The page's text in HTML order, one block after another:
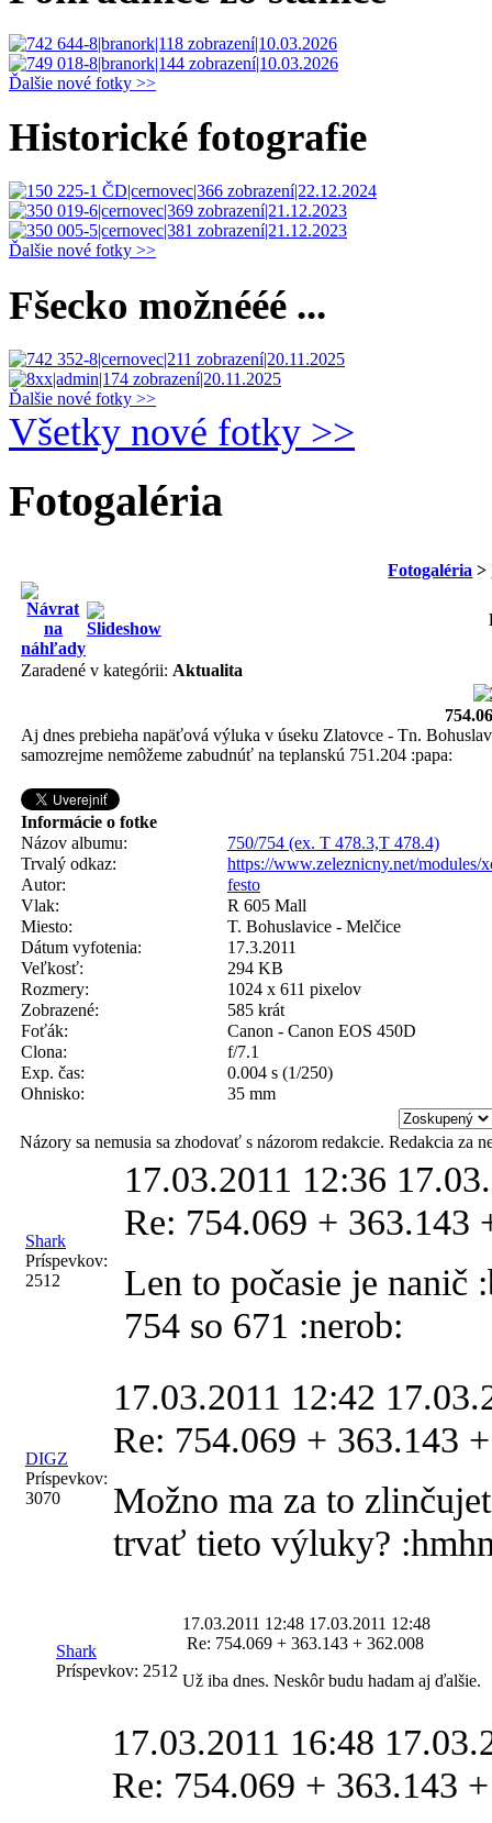
Ďalšie nové fotky >>
Historické fotografie
Ďalšie nové fotky >>
Fšecko možnééé ...
Ďalšie nové fotky >>
Všetky nové fotky >>
Fotogaléria
Fotogaléria >
Zaradené v kategórii: Aktualita
Aj dnes prebieha napäťová výluka v úseku Zlatovce - Tn.
samozrejme nemôžeme zabudnúť na teplanskú 751.204 :papa:
Informácie o fotke
Názov albumu:
750/754 (ex. T 478.3,T 478.4)
Trvalý odkaz:
https://www.zeleznicny.net/modules/
Autor:
festo
Vlak:
R 605 Mall
Miesto:
T. Bohuslavice - Melčice
Dátum vyfotenia:
17.3.2011
Veľkosť:
294 KB
Rozmery:
1024 x 611 pixelov
Zobrazené:
585 krát
Foťák:
Canon - Canon EOS 450D
Clona:
f/7.1
Exp. čas:
0.004 s (1/250)
Ohnisko:
35 mm
Názory sa nemusia sa zhodovať s názorom redakcie. Redakcia za
Shark
Príspevkov:
2512
17.03.2011 12:36
Re: 754.069 + 363.143
Len to počasie je
754 so 671 :nerob:
DIGZ
Príspevkov:
3070
17.03.2011 12:42
Re: 754.069 + 363.143
Možno ma za to
trvať tieto výluky?
Shark
Príspevkov: 2512
17.03.2011 12:48 17.03.2011 12:48
Re: 754.069 + 363.143 + 362.008
Už iba dnes. Neskôr budu hadam aj ďalšie.
17.03.2011 16:48
Re: 754.069 + 363.143